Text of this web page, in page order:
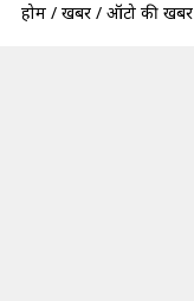
होम / खबरें / ऑटो की खबरें